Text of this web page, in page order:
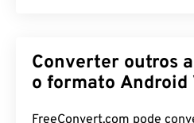
AVCHD). É um tipo de
vídeo e filme digital que
doméstico. Também
Converter outros
o formato